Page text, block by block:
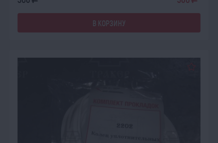
В КОРЗИНУ